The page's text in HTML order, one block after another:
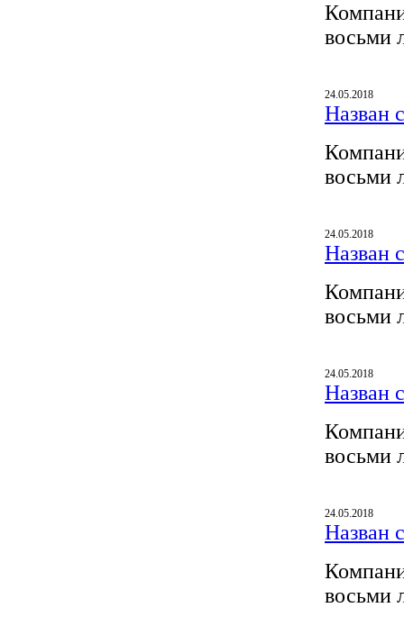
восьми
24.05.2018
Назван
восьми
24.05.2018
Назван
восьми
24.05.2018
Назван
восьми
24.05.2018
Назван
восьми